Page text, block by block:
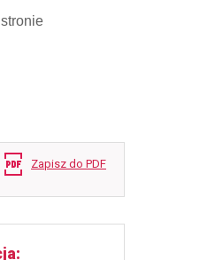
Zapisz do PDF